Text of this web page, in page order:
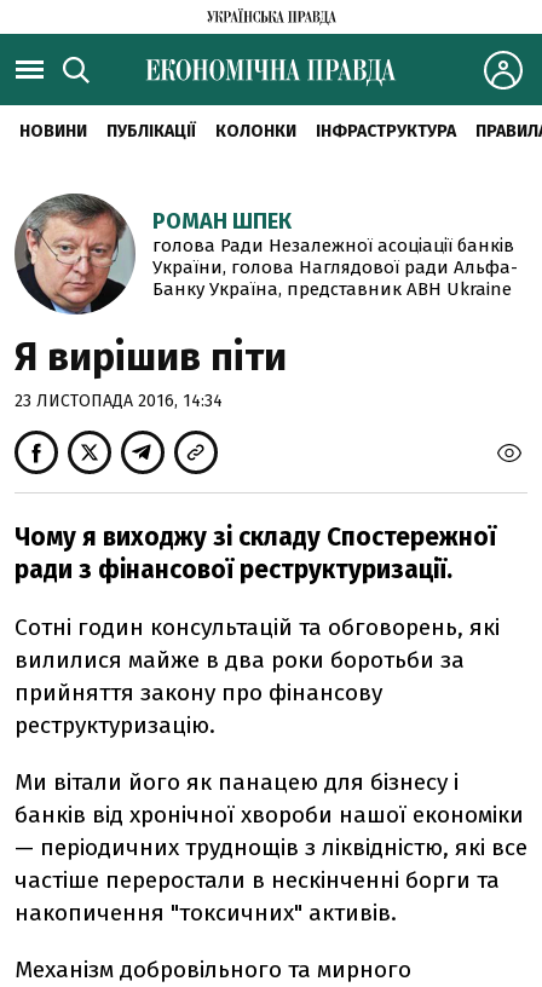
НОВИНИ ПУБЛІКАЦІЇ КОЛОНКИ ІНФРАСТРУКТУРА
РОМАН ШПЕК
голова Ради Незалежної асоціації банків
України, голова Наглядової ради Альфа-
Банку Україна, представник ABH Ukraine
Я вирішив піти
23 ЛИСТОПАДА 2016, 14:34
Чому я виходжу зі складу Спостережної
ради з фінансової реструктуризації.
Сотні годин консультацій та обговорень, які
вилилися майже в два роки боротьби за
прийняття закону про фінансову
реструктуризацію.
Ми вітали його як панацею для бізнесу і
банків від хронічної хвороби нашої економіки
— періодичних труднощів з ліквідністю, які все
частіше переростали в нескінченні борги та
накопичення "токсичних" активів.
Механізм добровільного та мирного